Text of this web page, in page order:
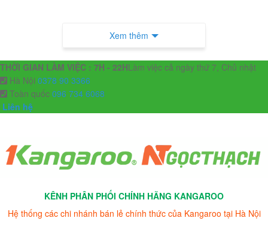
Xem thêm
THỜI GIAN LÀM VIỆC : 7H - 22HLàm việc cả ngày thứ 7, Chủ nhật
Hà Nội 0378 90 3366
Toàn quốc 096 734 6068
Liên hệ
KÊNH PHÂN PHỐI CHÍNH HÃNG KANGAROO
Hệ thống các chi nhánh bán lẻ chính thức của Kangaroo tại Hà Nội